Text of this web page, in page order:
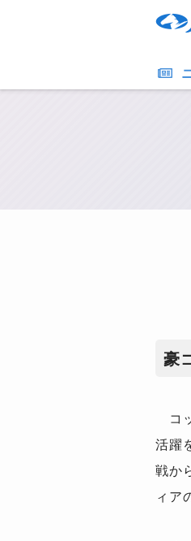
豪
コ
活躍
戦か
ィア